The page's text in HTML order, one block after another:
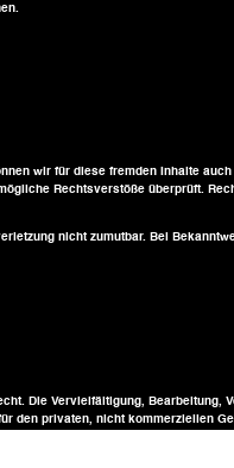
wir für diese fremden Inhalte
Rechtsverstöße überprüft.
nicht zumutbar. Bei
Die Vervielfältigung,
den privaten, nicht kommerziellen